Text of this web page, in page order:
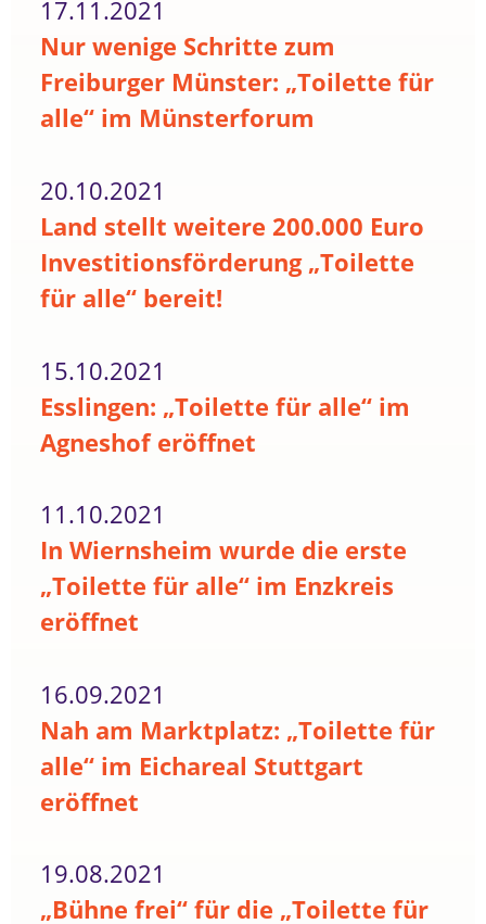
17.11.2021
Nur wenige Schritte zum
Freiburger Münster: „Toilette für
alle“ im Münsterforum
20.10.2021
Land stellt weitere 200.000 Euro
Investitionsförderung „Toilette
für alle“ bereit!
15.10.2021
Esslingen: „Toilette für alle“ im
Agneshof eröffnet
11.10.2021
In Wiernsheim wurde die erste
„Toilette für alle“ im Enzkreis
eröffnet
16.09.2021
Nah am Marktplatz: „Toilette für
alle“ im Eichareal Stuttgart
eröffnet
19.08.2021
„Bühne frei“ für die „Toilette für